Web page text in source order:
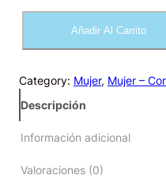
m
a
C
e
r
Añadir Al Carrito
Category: Mujer, Mujer –
Descripción
Información adicional
Valoraciones (0)